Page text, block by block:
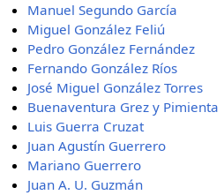
Manuel Segundo García
Miguel González Feliú
Pedro González Fernández
Fernando González Ríos
José Miguel González Torres
Buenaventura Grez y Pimienta
Luis Guerra Cruzat
Juan Agustín Guerrero
Mariano Guerrero
Juan A. U. Guzmán